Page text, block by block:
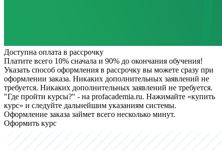
Доступна оплата в рассрочку
Платите всего 10% сначала и 90% до окончания обучения!
Указать способ оформления в рассрочку вы можете сразу при
оформлении заказа. Никаких дополнительных заявлений не
требуется. Никаких дополнительных заявлений не требуется.
"Где пройти курсы?" - на profacademia.ru. Нажимайте «купить
курс» и следуйте дальнейшим указаниям системы.
Оформление заказа займет всего несколько минут.
Оформить курс